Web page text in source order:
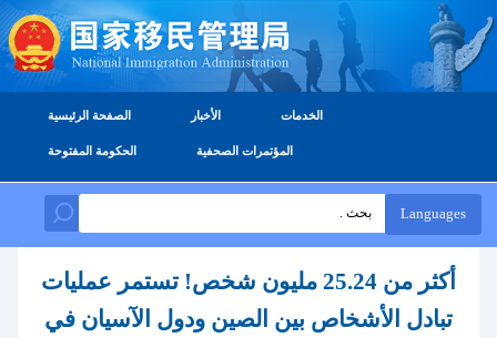
Languages
الصفحة الرئيسية الأخبار الخدمات
الحكومة المفتوحة المؤتمرات الصحفية
أكثر من 25.24 مليون شخص! تستمر عمليات
تبادل الأشخاص بين الصين ودول الآسيان في